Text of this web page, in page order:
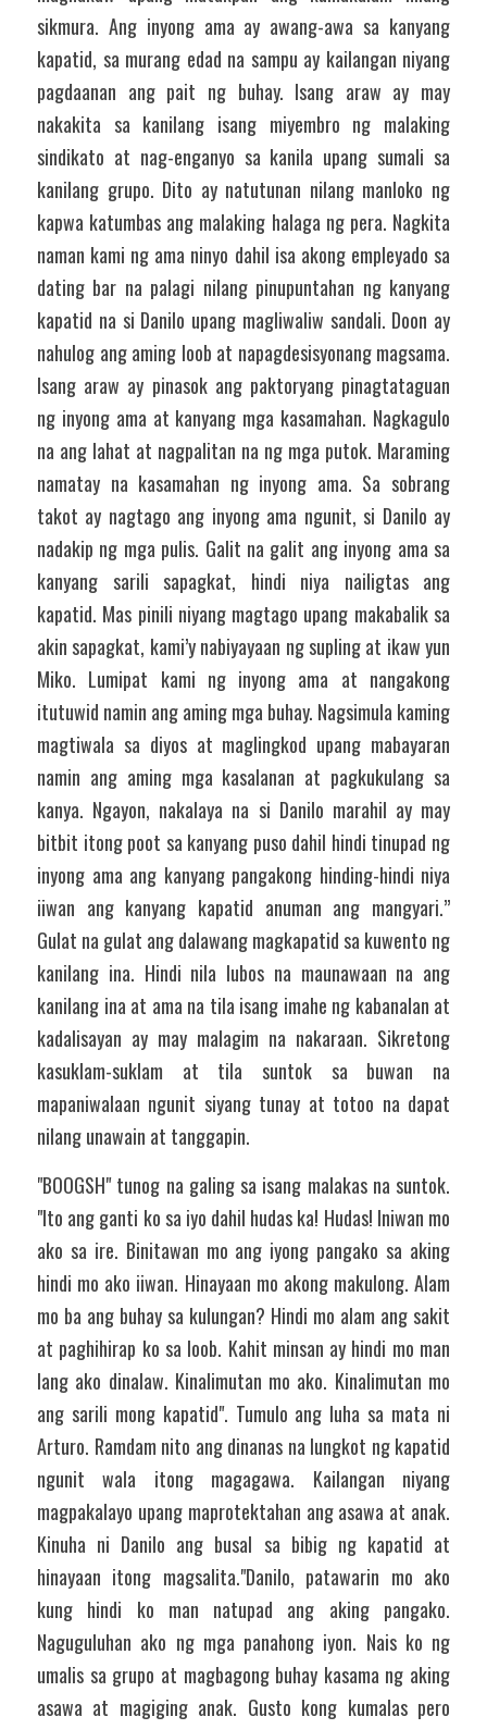
sikmura. Ang inyong ama ay awang-awa sa kanyang
kapatid, sa murang edad na sampu ay kailangan niyang
pagdaanan ang pait ng buhay. Isang araw ay may
nakakita sa kanilang isang miyembro ng malaking
sindikato at nag-enganyo sa kanila upang sumali sa
kanilang grupo. Dito ay natutunan nilang manloko ng
kapwa katumbas ang malaking halaga ng pera. Nagkita
naman kami ng ama ninyo dahil isa akong empleyado sa
dating bar na palagi nilang pinupuntahan ng kanyang
kapatid na si Danilo upang magliwaliw sandali. Doon ay
nahulog ang aming loob at napagdesisyonang magsama.
Isang araw ay pinasok ang paktoryang pinagtataguan
ng inyong ama at kanyang mga kasamahan. Nagkagulo
na ang lahat at nagpalitan na ng mga putok. Maraming
namatay na kasamahan ng inyong ama. Sa sobrang
takot ay nagtago ang inyong ama ngunit, si Danilo ay
nadakip ng mga pulis. Galit na galit ang inyong ama sa
kanyang sarili sapagkat, hindi niya nailigtas ang
kapatid. Mas pinili niyang magtago upang makabalik sa
akin sapagkat, kami’y nabiyayaan ng supling at ikaw yun
Miko. Lumipat kami ng inyong ama at nangakong
itutuwid namin ang aming mga buhay. Nagsimula kaming
magtiwala sa diyos at maglingkod upang mabayaran
namin ang aming mga kasalanan at pagkukulang sa
kanya. Ngayon, nakalaya na si Danilo marahil ay may
bitbit itong poot sa kanyang puso dahil hindi tinupad ng
inyong ama ang kanyang pangakong hinding-hindi niya
iiwan ang kanyang kapatid anuman ang mangyari.”
Gulat na gulat ang dalawang magkapatid sa kuwento ng
kanilang ina. Hindi nila lubos na maunawaan na ang
kanilang ina at ama na tila isang imahe ng kabanalan at
kadalisayan ay may malagim na nakaraan. Sikretong
kasuklam-suklam at tila suntok sa buwan na
mapaniwalaan ngunit siyang tunay at totoo na dapat
nilang unawain at tanggapin.
"BOOGSH" tunog na galing sa isang malakas na suntok.
"Ito ang ganti ko sa iyo dahil hudas ka! Hudas! Iniwan mo
ako sa ire. Binitawan mo ang iyong pangako sa aking
hindi mo ako iiwan. Hinayaan mo akong makulong. Alam
mo ba ang buhay sa kulungan? Hindi mo alam ang sakit
at paghihirap ko sa loob. Kahit minsan ay hindi mo man
lang ako dinalaw. Kinalimutan mo ako. Kinalimutan mo
ang sarili mong kapatid". Tumulo ang luha sa mata ni
Arturo. Ramdam nito ang dinanas na lungkot ng kapatid
ngunit wala itong magagawa. Kailangan niyang
magpakalayo upang maprotektahan ang asawa at anak.
Kinuha ni Danilo ang busal sa bibig ng kapatid at
hinayaan itong magsalita."Danilo, patawarin mo ako
kung hindi ko man natupad ang aking pangako.
Naguguluhan ako ng mga panahong iyon. Nais ko ng
umalis sa grupo at magbagong buhay kasama ng aking
asawa at magiging anak. Gusto kong kumalas pero